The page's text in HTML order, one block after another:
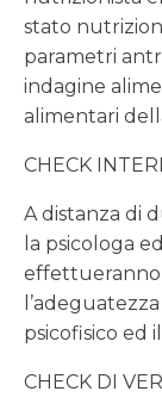
stato
parametri
indagine
alimentari
CHECK
A distanza di
la psicologa
effettueranno
psicofisico ed
CHECK DI